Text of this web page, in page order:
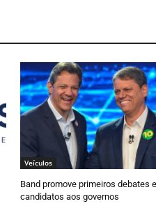
Veículos
Band promove primeiros debates
candidatos aos governos